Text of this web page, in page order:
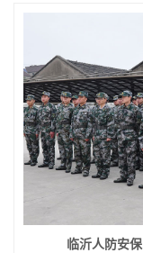
临沂人防安保